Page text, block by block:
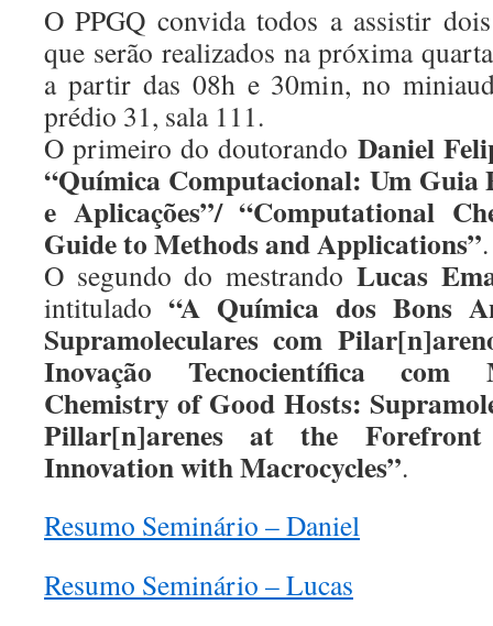
O PPGQ convida todos a assistir
que serão realizados na próxima
a partir das 08h e 30min, no
prédio 31, sala 111.
O primeiro do doutorando Daniel
“Química Computacional: Um Guia
e Aplicações”/ “Computational
Guide to Methods and Applications”.
O segundo do mestrando Lucas
intitulado “A Química dos Bons
Supramoleculares com
Inovação Tecnocientífica com
Chemistry of Good Hosts:
Pillar[n]arenes at the Forefront
Innovation with Macrocycles”.
Resumo Seminário – Daniel
Resumo Seminário – Lucas